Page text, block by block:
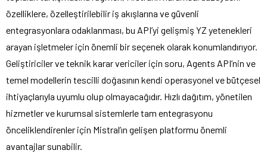
özelliklere, özelleştirilebilir iş akışlarına ve güvenli
entegrasyonlara odaklanması, bu API’yi gelişmiş YZ yetenekleri
arayan işletmeler için önemli bir seçenek olarak konumlandırıyor.
Geliştiriciler ve teknik karar vericiler için soru, Agents API’nin ve
temel modellerin tescilli doğasının kendi operasyonel ve bütçesel
ihtiyaçlarıyla uyumlu olup olmayacağıdır. Hızlı dağıtım, yönetilen
hizmetler ve kurumsal sistemlerle tam entegrasyonu
önceliklendirenler için Mistral’ın gelişen platformu önemli
avantajlar sunabilir.